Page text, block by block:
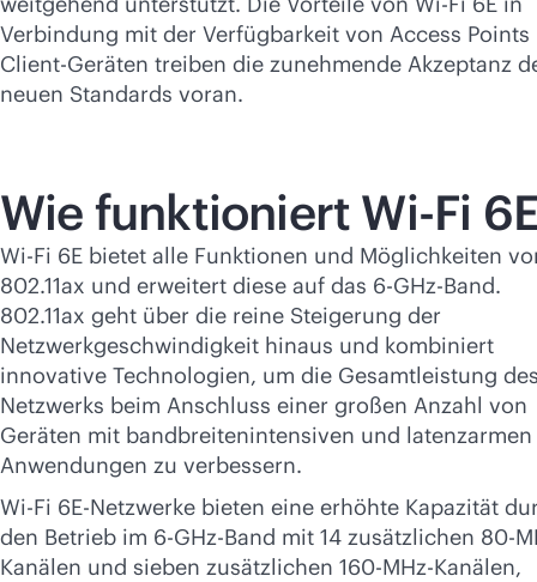
Verbindung mit der Verfügbarkeit von Access Points
Client-Geräten treiben die zunehmende Akzeptanz
neuen Standards voran.
Wie funktioniertWi-Fi
Wi-Fi 6E bietet alle Funktionen und Möglichkeiten
802.11ax und erweitert diese auf das 6-GHz-Band.
802.11ax geht über die reine Steigerung der
Netzwerkgeschwindigkeit hinaus und kombiniert
innovative Technologien, um die Gesamtleistung
Netzwerks beim Anschluss einer großen Anzahl von
Geräten mit bandbreitenintensiven und latenzarmen
Anwendungen zu verbessern.
Wi-Fi 6E-Netzwerke bieten eine erhöhte Kapazität
den Betrieb im 6-GHz-Band mit 14 zusätzlichen 80-
Kanälen und sieben zusätzlichen 160-MHz-Kanälen,